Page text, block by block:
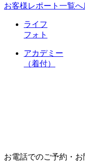
お客様レポート一覧へ
ライフ
フォト
アカデミー
（着付）
お電話でのご予約・